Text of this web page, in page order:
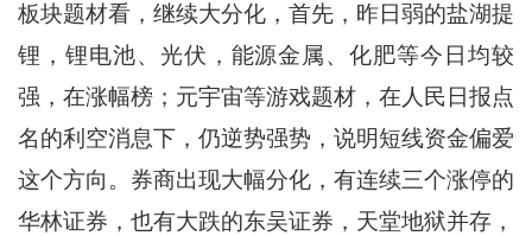
板块题材看，继续大分化，首先，昨日弱的盐湖提
锂，锂电池、光伏，能源金属、化肥等今日均较
强，在涨幅榜；元宇宙等游戏题材，在人民日报点
名的利空消息下，仍逆势强势，说明短线资金偏爱
这个方向。券商出现大幅分化，有连续三个涨停的
华林证券，也有大跌的东吴证券，天堂地狱并存，